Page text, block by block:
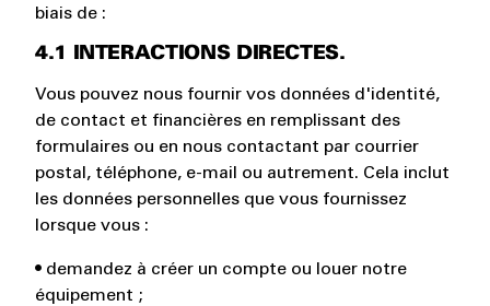
biais de :
4.1 INTERACTIONS DIRECTES.
Vous pouvez nous fournir vos données d'identité,
de contact et financières en remplissant des
formulaires ou en nous contactant par courrier
postal, téléphone, e-mail ou autrement. Cela inclut
les données personnelles que vous fournissez
lorsque vous :
• demandez à créer un compte ou louer notre
équipement ;